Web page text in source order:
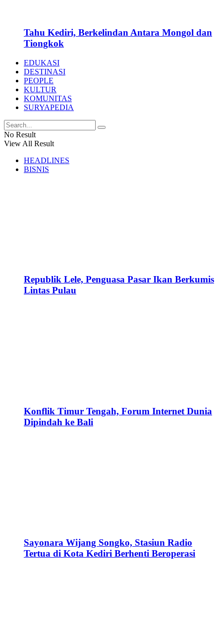
Tahu Kediri, Berkelindan Antara Mongol dan
Tiongkok
EDUKASI
DESTINASI
PEOPLE
KULTUR
KOMUNITAS
SURYAPEDIA
No Result
View All Result
HEADLINES
BISNIS
Republik Lele, Penguasa Pasar Ikan Berkumis
Lintas Pulau
Konflik Timur Tengah, Forum Internet Dunia
Dipindah ke Bali
Sayonara Wijang Songko, Stasiun Radio
Tertua di Kota Kediri Berhenti Beroperasi